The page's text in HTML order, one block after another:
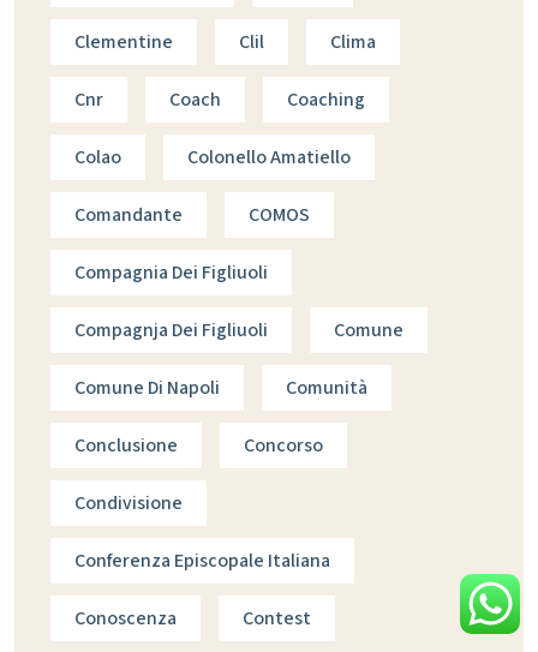
Clementine Clil Clima
Cnr Coach Coaching
Colao Colonello Amatiello
Comandante COMOS
Compagnia Dei Figliuoli
Compagnja Dei Figliuoli Comune
Comune Di Napoli Comunità
Conclusione Concorso
Condivisione
Conferenza Episcopale Italiana
Conoscenza Contest